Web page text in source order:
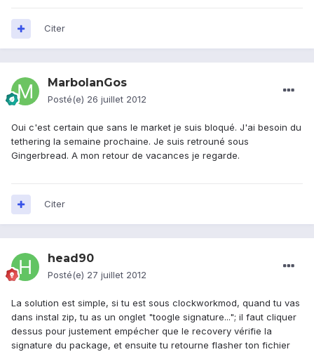
Citer
MarbolanGos
Posté(e) 26 juillet 2012
Oui c'est certain que sans le market je suis bloqué. J'ai besoin du
tethering la semaine prochaine. Je suis retrouné sous
Gingerbread. A mon retour de vacances je regarde.
Citer
head90
Posté(e) 27 juillet 2012
La solution est simple, si tu est sous clockworkmod, quand tu vas
dans instal zip, tu as un onglet "toogle signature..."; il faut cliquer
dessus pour justement empécher que le recovery vérifie la
signature du package, et ensuite tu retourne flasher ton fichier